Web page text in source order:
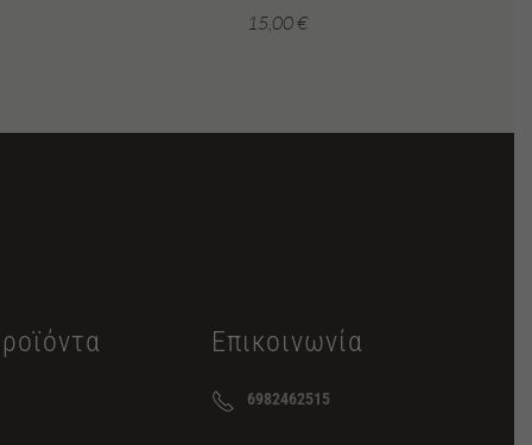
15,00€
Επικοινωνία
6982462515